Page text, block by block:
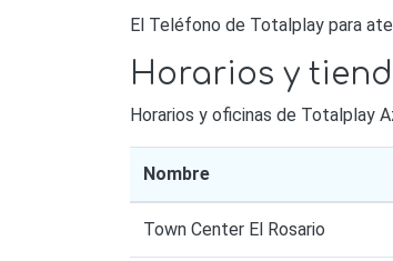
El Teléfono de Totalplay para
Horarios y
Horarios y oficinas de Totalplay
Nombre
Town Center El Rosario